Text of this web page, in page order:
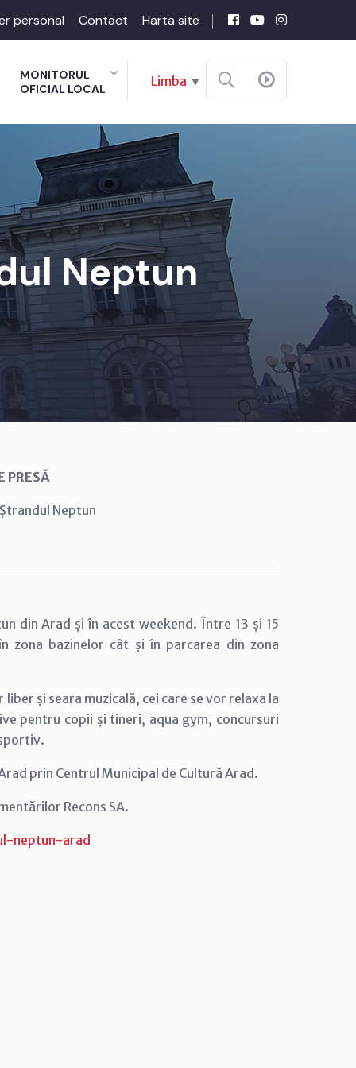
personal Contact Harta site
MONITORUL
OFICIAL LOCAL
Limba ▼
Neptun
PRESĂ
Neptun
din Arad și în acest weekend. Între 13 și 15
zona bazinelor cât și în parcarea din zona
și seara muzicală, cei care se vor relaxa la
pentru copii și tineri, aqua gym, concursuri
prin Centrul Municipal de Cultură Arad.
Recons SA.
neptun-arad